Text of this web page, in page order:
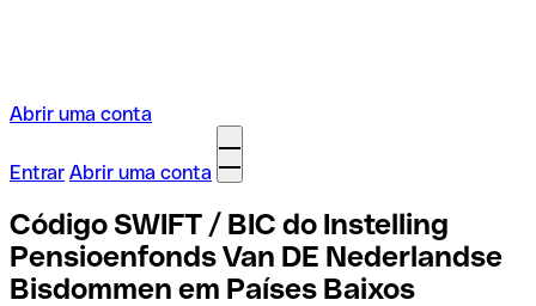
Abrir uma conta
Entrar Abrir uma conta
Código SWIFT / BIC do Instelling
Pensioenfonds Van DE Nederlandse
Bisdommen em Países Baixos